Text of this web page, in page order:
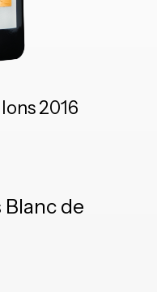
2016
de